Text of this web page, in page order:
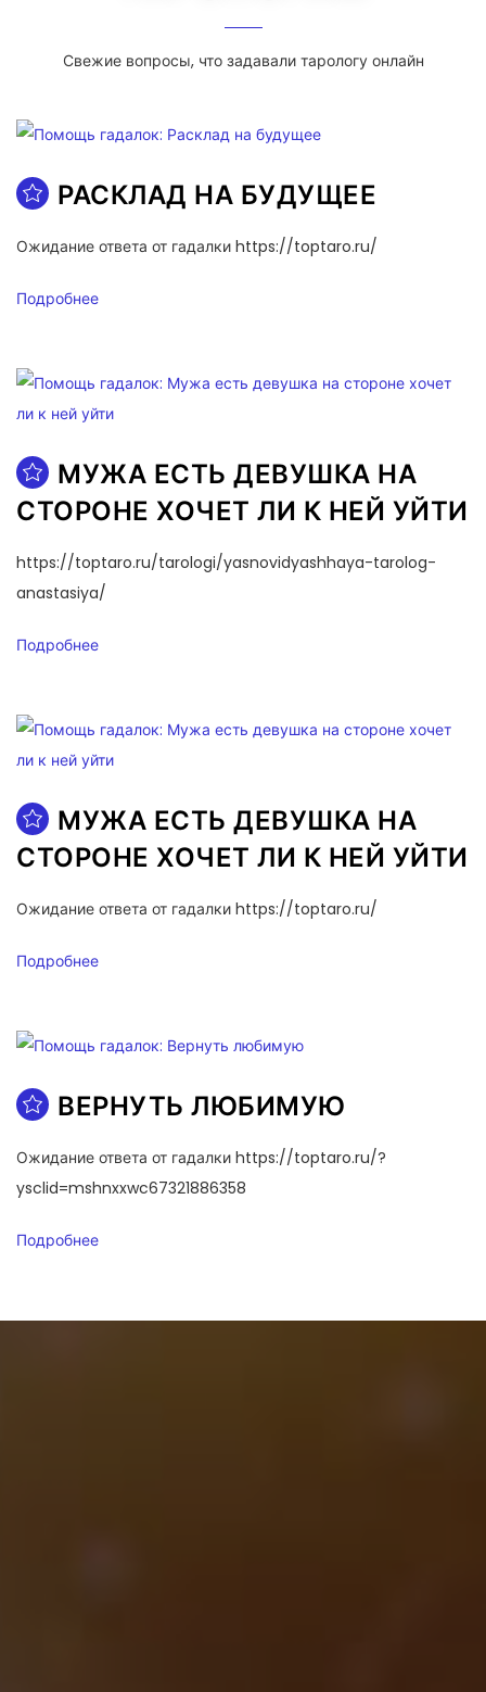
Свежие вопросы, что задавали тарологу онлайн
РАСКЛАД НА БУДУЩЕЕ
Ожидание ответа от гадалки https://toptaro.ru/
Подробнее
МУЖА ЕСТЬ ДЕВУШКА НА
СТОРОНЕ ХОЧЕТ ЛИ К НЕЙ УЙТИ
https://toptaro.ru/tarologi/yasnovidyashhaya-tarolog-
anastasiya/
Подробнее
МУЖА ЕСТЬ ДЕВУШКА НА
СТОРОНЕ ХОЧЕТ ЛИ К НЕЙ УЙТИ
Ожидание ответа от гадалки https://toptaro.ru/
Подробнее
ВЕРНУТЬ ЛЮБИМУЮ
Ожидание ответа от гадалки https://toptaro.ru/?
ysclid=mshnxxwc67321886358
Подробнее